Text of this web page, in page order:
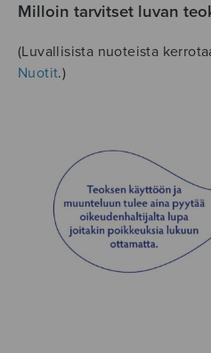
Milloin tarvitset luvan
(Luvallisista nuoteista
Nuotit.)